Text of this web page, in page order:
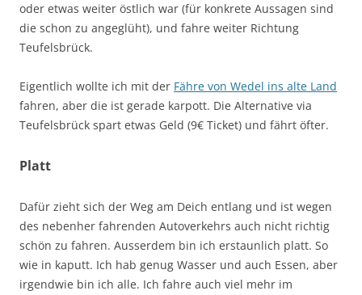
oder etwas weiter östlich war (für konkrete Aussagen sind
die schon zu angeglüht), und fahre weiter Richtung
Teufelsbrück.
Eigentlich wollte ich mit der Fähre von Wedel ins alte Land
fahren, aber die ist gerade karpott. Die Alternative via
Teufelsbrück spart etwas Geld (9€ Ticket) und fährt öfter.
Platt
Dafür zieht sich der Weg am Deich entlang und ist wegen
des nebenher fahrenden Autoverkehrs auch nicht richtig
schön zu fahren. Ausserdem bin ich erstaunlich platt. So
wie in kaputt. Ich hab genug Wasser und auch Essen, aber
irgendwie bin ich alle. Ich fahre auch viel mehr im